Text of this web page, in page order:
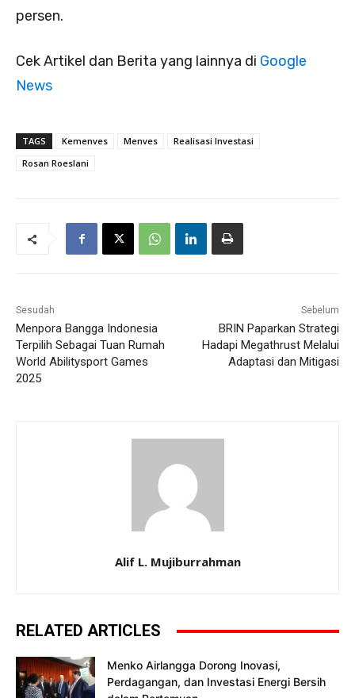
persen.
Cek Artikel dan Berita yang lainnya di Google
News
TAGS Kemenves Menves
Realisasi Investasi
Rosan Roeslani
Sesudah
Menpora Bangga Indonesia
Terpilih Sebagai Tuan Rumah
World Abilitysport Games
2025
Sebelum
BRIN Paparkan Strategi
Hadapi Megathrust Melalui
Adaptasi dan Mitigasi
Alif L. Mujiburrahman
RELATED ARTICLES
Menko Airlangga Dorong Inovasi,
Perdagangan, dan Investasi Energi Bersih